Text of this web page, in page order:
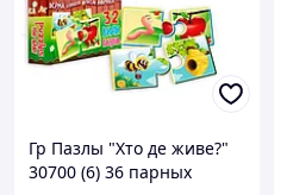
Гр Пазлы "Хто де живе?"
30700 (6) 36 парных